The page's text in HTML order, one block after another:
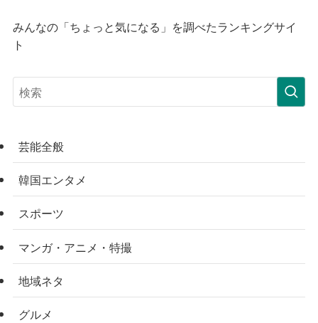
みんなの「ちょっと気になる」を調べたランキングサイ
ト
芸能全般
韓国エンタメ
スポーツ
マンガ・アニメ・特撮
地域ネタ
グルメ